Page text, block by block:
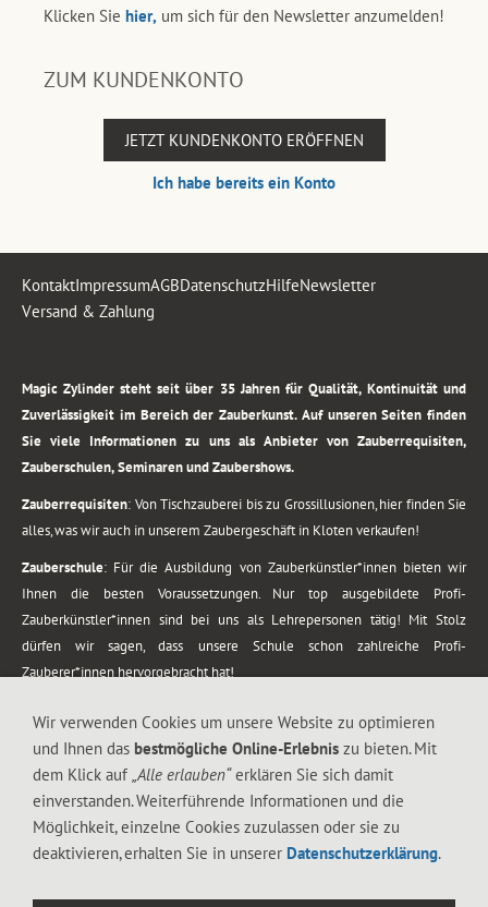
Klicken Sie hier, um sich für den Newsletter anzumelden!
ZUM KUNDENKONTO
JETZT KUNDENKONTO ERÖFFNEN
Ich habe bereits ein Konto
KontaktImpressumAGBDatenschutzHilfeNewsletter
Versand & Zahlung
Magic Zylinder steht seit über 35 Jahren für Qualität, Kontinuität und
Zuverlässigkeit im Bereich der Zauberkunst. Auf unseren Seiten finden
Sie viele Informationen zu uns als Anbieter von Zauberrequisiten,
Zauberschulen, Seminaren und Zaubershows.
Zauberrequisiten: Von Tischzauberei bis zu Grossillusionen, hier finden Sie
alles, was wir auch in unserem Zaubergeschäft in Kloten verkaufen!
Zauberschule: Für die Ausbildung von Zauberkünstler*innen bieten wir
Ihnen die besten Voraussetzungen. Nur top ausgebildete Profi-
Zauberkünstler*innen sind bei uns als Lehrepersonen tätig! Mit Stolz
dürfen wir sagen, dass unsere Schule schon zahlreiche Profi-
Zauberer*innen hervorgebracht hat!
vom Kinderprogramm bis zur Tischzauberei. Lassen Sie sich faszinieren von
meiner Zauber-Sprech-Show, angerührt mit sprachlichen Sequenzen,
gewürzt mit Gags und visuellen Illusionen wie Kaninchen, Vasen, Seilen,
Wir verwenden Cookies um unsere Website zu optimieren
und Ihnen das bestmögliche Online-Erlebnis zu bieten. Mit
dem Klick auf „Alle erlauben“erklären Sie sich damit
einverstanden. Weiterführende Informationen und die
Möglichkeit, einzelne Cookies zuzulassen oder sie zu
deaktivieren, erhalten Sie in unserer Datenschutzerklärung.